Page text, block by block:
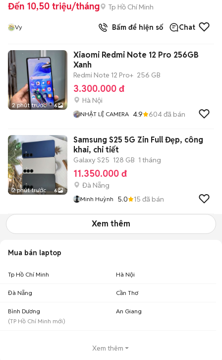
Đến 10,50 triệu/tháng Tp Hồ Chí Minh
Vy Bấm để hiện số Chat
2 phút trước 6
Xiaomi Redmi Note 12 Pro 256GB
Xanh
Redmi Note 12 Pro+ 256 GB
3.300.000 đ
Hà Nội
NHẬT LỆ CAMERA 4.9 604đã bán
2 phút trước 6
Samsung S25 5G Zin Full Đẹp, công
khai, chi tiết
Galaxy S25 128 GB 1 tháng
11.350.000 đ
Đà Nẵng
Minh Huỳnh 5.0 15 đã bán
Xem thêm
Mua bán laptop
Tp Hồ Chí Minh Hà Nội
Đà Nẵng Cần Thơ
Bình Dương
(TP Hồ Chí Minh mới)
An Giang
Xem thêm